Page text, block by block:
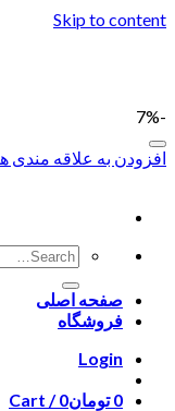
Skip to content
صفحه اصلی
فروشگاه
Login
Cart /
تومان0
0
-7%
افزودن به علاقه مندی